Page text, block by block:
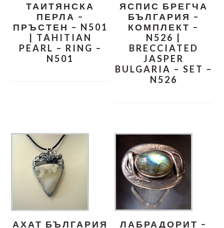
ТАИТЯНСКА
ПЕРЛА –
ПРЪСТЕН – N501
| TAHITIAN
PEARL – RING –
N501
ЯСПИС БРЕГЧА
БЪЛГАРИЯ –
КОМПЛЕКТ –
N526 |
BRECCIATED
JASPER
BULGARIA – SET –
N526
АХАТ БЪЛГАРИЯ ЛАБРАДОРИТ –